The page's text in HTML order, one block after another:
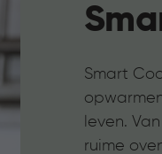
Smart
leven.
ruime